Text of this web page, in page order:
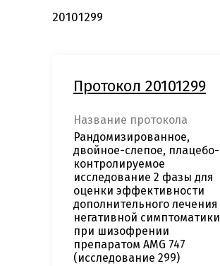
20101299
Протокол 20101299
Название протокола
Рандомизированное,
двойное-слепое, плацебо-
контролируемое
исследование 2 фазы для
оценки эффективности
дополнительного лечения
негативной симптоматики
при шизофрении
препаратом AMG 747
(исследование 299)